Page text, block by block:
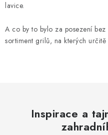
lavice.
A co by to bylo za posezení
sortiment grilů, na kterých
Inspirace a